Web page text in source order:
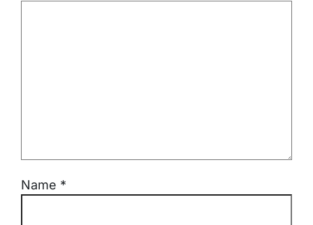
Name *